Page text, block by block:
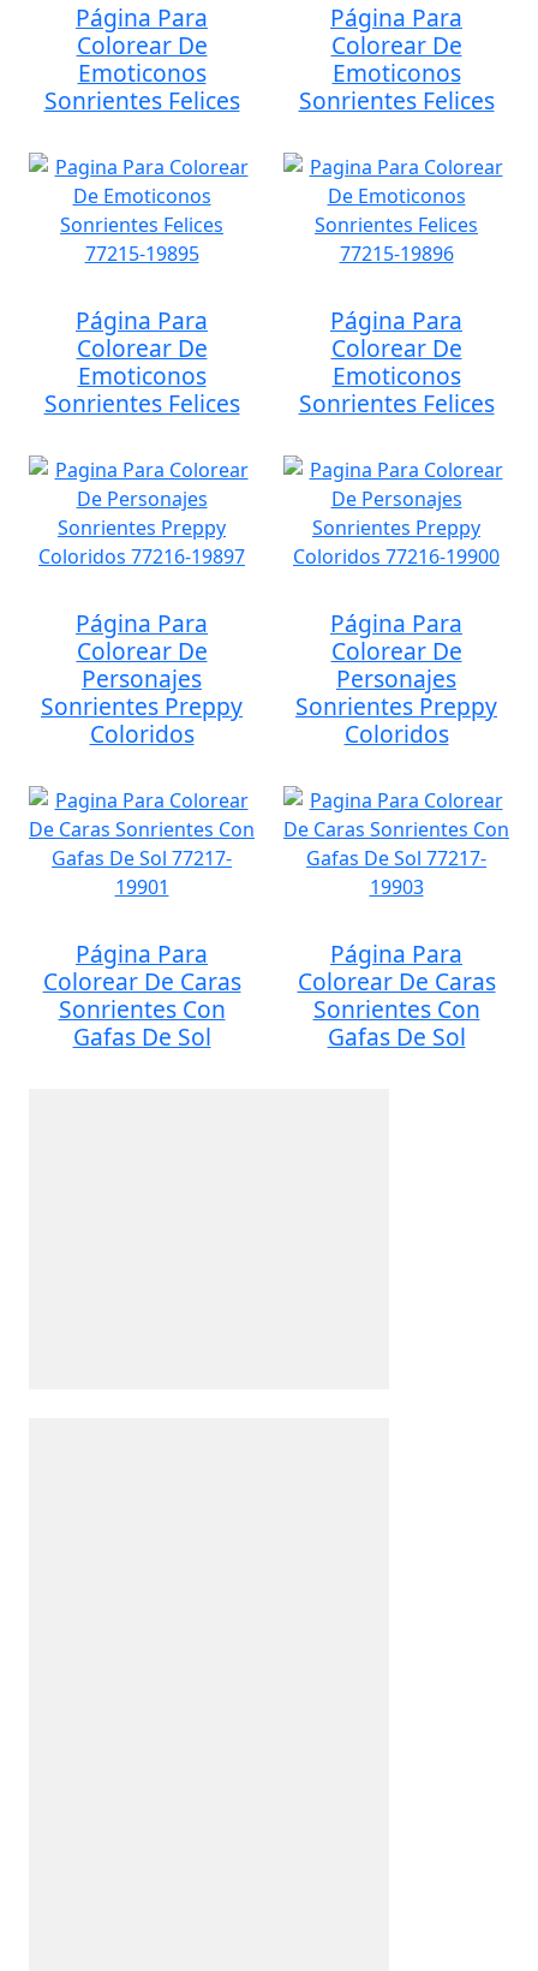
Página Para
Colorear De
Emoticonos
Sonrientes Felices
Página Para
Colorear De
Emoticonos
Sonrientes Felices
Página Para
Colorear De
Emoticonos
Sonrientes Felices
Página Para
Colorear De
Emoticonos
Sonrientes Felices
Página Para
Colorear De
Personajes
Sonrientes Preppy
Coloridos
Página Para
Colorear De
Personajes
Sonrientes Preppy
Coloridos
Página Para
Colorear De Caras
Sonrientes Con
Gafas De Sol
Página Para
Colorear De Caras
Sonrientes Con
Gafas De Sol